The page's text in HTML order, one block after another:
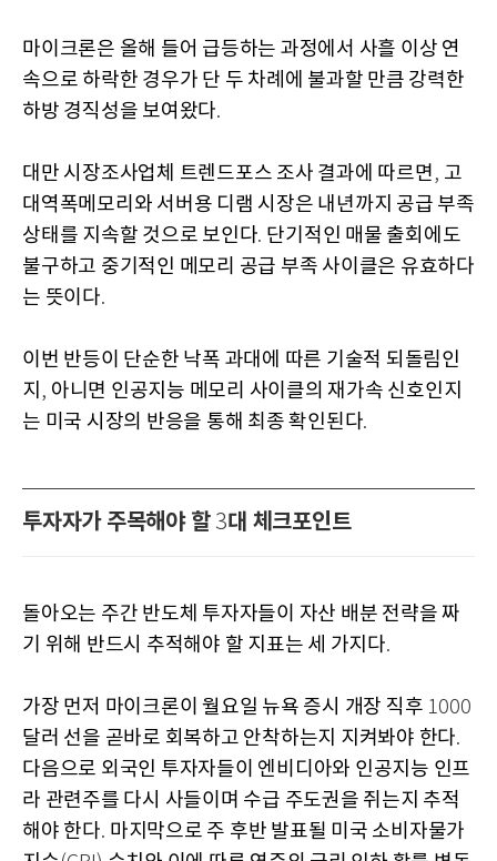
마이크론은 올해 들어 급등하는 과정에서 사흘 이상 연
속으로 하락한 경우가 단 두 차례에 불과할 만큼 강력한
하방 경직성을 보여왔다.
대만 시장조사업체 트렌드포스 조사 결과에 따르면, 고
대역폭메모리와 서버용 디램 시장은 내년까지 공급 부족
상태를 지속할 것으로 보인다. 단기적인 매물 출회에도
불구하고 중기적인 메모리 공급 부족 사이클은 유효하다
는 뜻이다.
이번 반등이 단순한 낙폭 과대에 따른 기술적 되돌림인
지 , 아니면 인공지능 메모리 사이클의 재가속 신호인지
는 미국 시장의 반응을 통해 최종 확인된다.
투자자가 주목해야 할 3대 체크포인트
돌아오는 주간 반도체 투자자들이 자산 배분 전략을 짜
기 위해 반드시 추적해야 할 지표는 세 가지다.
가장 먼저 마이크론이 월요일 뉴욕 증시 개장 직후 1000
달러 선을 곧바로 회복하고 안착하는지 지켜봐야 한다.
다음으로 외국인 투자자들이 엔비디아와 인공지능 인프
라 관련주를 다시 사들이며 수급 주도권을 쥐는지 추적
해야 한다. 마지막으로 주 후반 발표될 미국 소비자물가